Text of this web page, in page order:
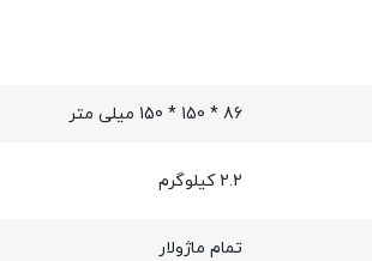
86 * 150 * 150 میلی متر
2.2 کیلوگرم
تمام ماژولار